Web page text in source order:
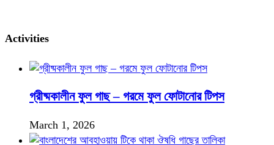
Activities
গ্রীষ্মকালীন ফুল গাছ – গরমে ফুল ফোটানোর টিপস
March 1, 2026